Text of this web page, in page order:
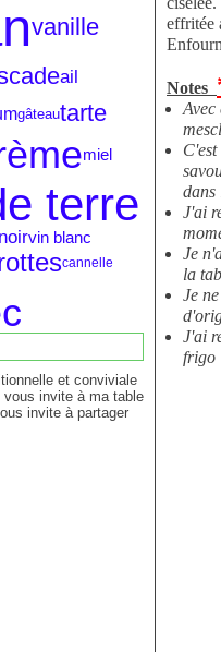
vanille
ail
gâteautarte
miel
terre
vin blanc
cannelle
et conviviale
invite à ma table
invite à partager
effritée
Notes
Avec
dans
J'ai
Je
la
Je
J'ai
frigo